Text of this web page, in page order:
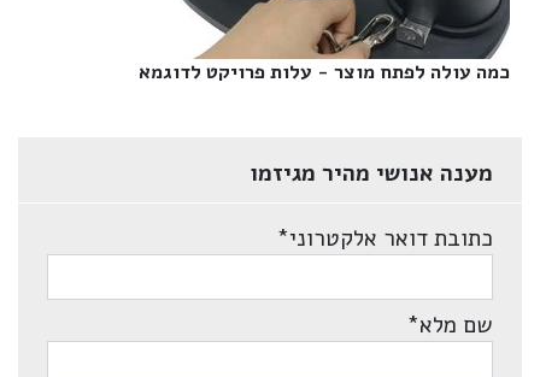
כמה עולה לפתח מוצר - עלות פרויקט לדוגמא‎
מענה אנושי מהיר מגיזמו
כתובת דואר אלקטרוני*
שם מלא*